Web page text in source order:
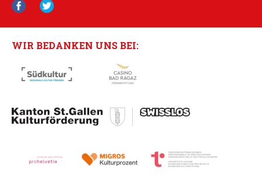
WIR BEDANKEN UNS BEI: